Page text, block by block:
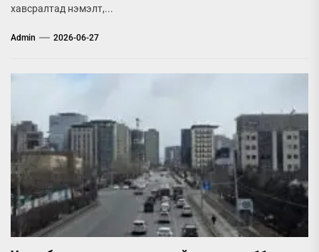
хавсралтад нэмэлт,...
Admin 2026-06-27